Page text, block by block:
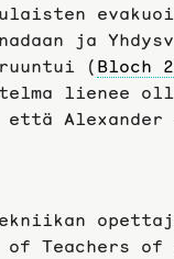
ja
( Bloch
lienee
että
of Teachers of